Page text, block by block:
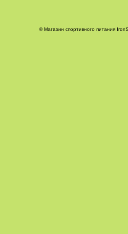
© Магазин спортивного питания